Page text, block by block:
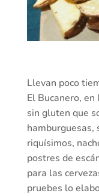
Llevan poco
El Bucanero,
sin gluten que
hamburguesas,
riquísimos,
postres de
para las
pruebes lo